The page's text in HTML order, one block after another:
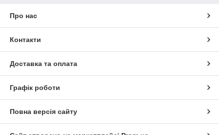
Про нас
Контакти
Доставка та оплата
Графік роботи
Повна версія сайту